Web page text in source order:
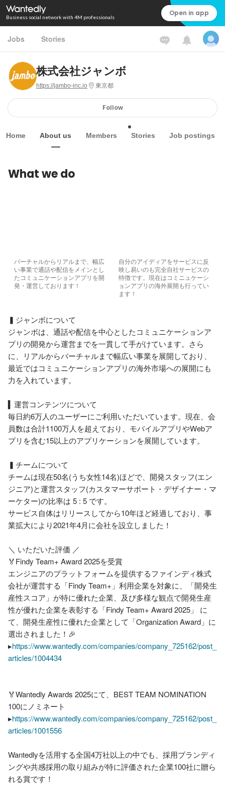
Business social network with 4M professionals Open in app
Jobs Stories
株式会社ジャンボ
https://jambo-inc.io 東京都
Follow
Home About us Members Stories Job postings
What we do
バーチャルからリアルまで、幅広
い事業で通話や配信をメインとし
たコミュニケーションアプリを開
発・運営しております！
自分のアイディアをサービスに反
映し易いのも完全自社サービスの
特徴です。現在はコミニュケーシ
ョンアプリの海外展開も行ってい
ます！
▍ジャンボについて
ジャンボは、通話や配信を中心としたコミュニケーションア
プリの開発から運営までを一貫して手がけています。さら
に、リアルからバーチャルまで幅広い事業を展開しており、
最近ではコミュニケーションアプリの海外市場への展開にも
力を入れています。
▍運営コンテンツについて
毎日約6万人のユーザーにご利用いただいています。現在、会
員数は合計1100万人を超えており、モバイルアプリやWebア
プリを含む15以上のアプリケーションを展開しています。
▍チームについて
チームは現在50名(うち女性14名)ほどで、開発スタッフ(エン
ジニア)と運営スタッフ(カスタマーサポート・デザイナー・マ
ーケター)の比率は 5 : 5 です。
サービス自体はリリースしてから10年ほど経過しており、事
業拡大により2021年4月に会社を設立しました！
＼ いただいた評価 ／
🏅Findy Team+ Award 2025を受賞
エンジニアのプラットフォームを提供するファインディ株式
会社が運営する「Findy Team+」利用企業を対象に、「開発生
産性スコア」が特に優れた企業、及び多様な観点で開発生産
性が優れた企業を表彰する「Findy Team+ Award 2025」 に
て、開発生産性に優れた企業として「Organization Award」に
選出されました！🎉
▸https://www.wantedly.com/companies/company_725162/post_
articles/1004434
🏅Wantedly Awards 2025にて、BEST TEAM NOMINATION
100にノミネート
▸https://www.wantedly.com/companies/company_725162/post_
articles/1001556
Wantedlyを活用する全国4万社以上の中でも、採用ブランディ
ングや共感採用の取り組みが特に評価された企業100社に贈ら
れる賞です！